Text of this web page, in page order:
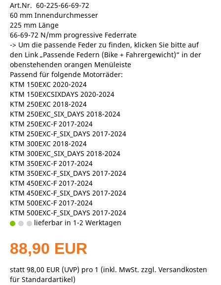
Art.Nr. 60-225-66-69-72
60 mm Innendurchmesser
225 mm Länge
66-69-72 N/mm progressive Federrate
-> Um die passende Feder zu finden, klicken Sie bitte auf
den Link „Passende Federn (Bike + Fahrergewicht)“ in der
obenstehenden orangen Menüleiste
Passend für folgende Motorräder:
KTM 150EXC 2020-2024
KTM 150EXCSIXDAYS 2020-2024
KTM 250EXC 2018-2024
KTM 250EXC_SIX_DAYS 2018-2024
KTM 250EXC-F 2017-2024
KTM 250EXC-F_SIX_DAYS 2017-2024
KTM 300EXC 2018-2024
KTM 300EXC_SIX_DAYS 2018-2024
KTM 350EXC-F 2017-2024
KTM 350EXC-F_SIX_DAYS 2017-2024
KTM 450EXC-F 2017-2024
KTM 450EXC-F_SIX_DAYS 2017-2024
KTM 500EXC-F 2017-2024
KTM 500EXC-F_SIX_DAYS 2017-2024
lieferbar in 1-2 Werktagen
88,90 EUR
statt 98,00 EUR (UVP) pro 1 (inkl. MwSt. zzgl. Versandkosten
für Standardartikel)